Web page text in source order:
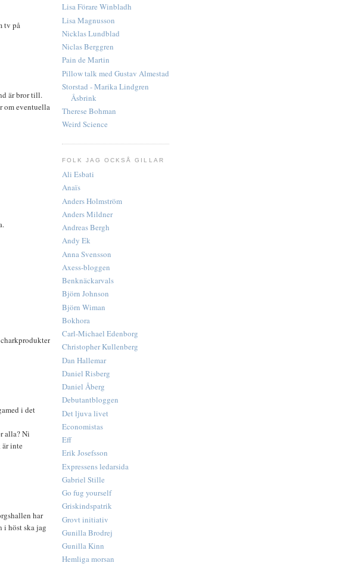
tv på
är bror till.
om eventuella
i det
alla? Ni
är inte
har
i höst ska jag
Lisa Förare Winbladh
Lisa Magnusson
Nicklas Lundblad
Niclas Berggren
Pain de Martin
Pillow talk med Gustav Almestad
Storstad - Marika Lindgren
Åsbrink
Therese Bohman
Weird Science
FOLK JAG OCKSÅ GILLAR
Ali Esbati
Anaïs
Anders Holmström
Anders Mildner
Andreas Bergh
Andy Ek
Anna Svensson
Axess-bloggen
Benknäckarvals
Björn Johnson
Björn Wiman
Bokhora
Carl-Michael Edenborg
Christopher Kullenberg
Dan Hallemar
Daniel Risberg
Daniel Åberg
Debutantbloggen
Det ljuva livet
Economistas
Eff
Erik Josefsson
Expressens ledarsida
Gabriel Stille
Go fug yourself
Griskindspatrik
Grovt initiativ
Gunilla Brodrej
Gunilla Kinn
Hemliga morsan